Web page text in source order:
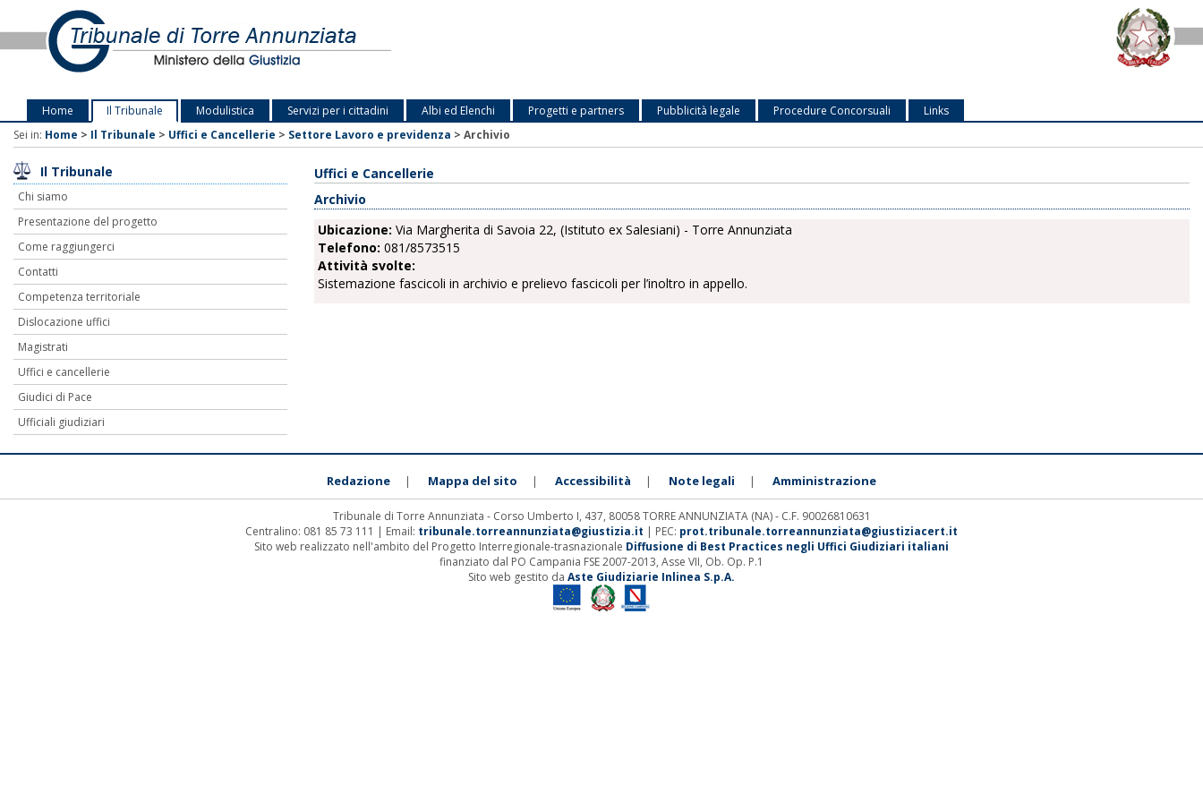
Home Il Tribunale Modulistica Servizi per i cittadini Albi ed Elenchi Progetti e partners Pubblicità legale Procedure Concorsuali
Links
Sei in: Home > Il Tribunale > Uffici e Cancellerie > Settore Lavoro e previdenza > Archivio
Il Tribunale
Chi siamo
Presentazione del progetto
Come raggiungerci
Contatti
Competenza territoriale
Dislocazione uffici
Magistrati
Uffici e cancellerie
Giudici di Pace
Ufficiali giudiziari
Uffici e Cancellerie
Archivio
Ubicazione: Via Margherita di Savoia 22, (Istituto ex Salesiani) - Torre Annunziata
Telefono: 081/8573515
Attività svolte:
Sistemazione fascicoli in archivio e prelievo fascicoli per l’inoltro in appello.
Redazione | Mappa del sito | Accessibilità | Note legali | Amministrazione
Tribunale di Torre Annunziata - Corso Umberto I, 437, 80058 TORRE ANNUNZIATA (NA) - C.F. 90026810631
Centralino: 081 85 73 111 | Email: tribunale.torreannunziata@giustizia.it | PEC: prot.tribunale.torreannunziata@giustiziacert.it
Sito web realizzato nell'ambito del Progetto Interregionale-trasnazionale Diffusione di Best Practices negli Uffici Giudiziari italiani
finanziato dal PO Campania FSE 2007-2013, Asse VII, Ob. Op. P.1
Sito web gestito da Aste Giudiziarie Inlinea S.p.A.